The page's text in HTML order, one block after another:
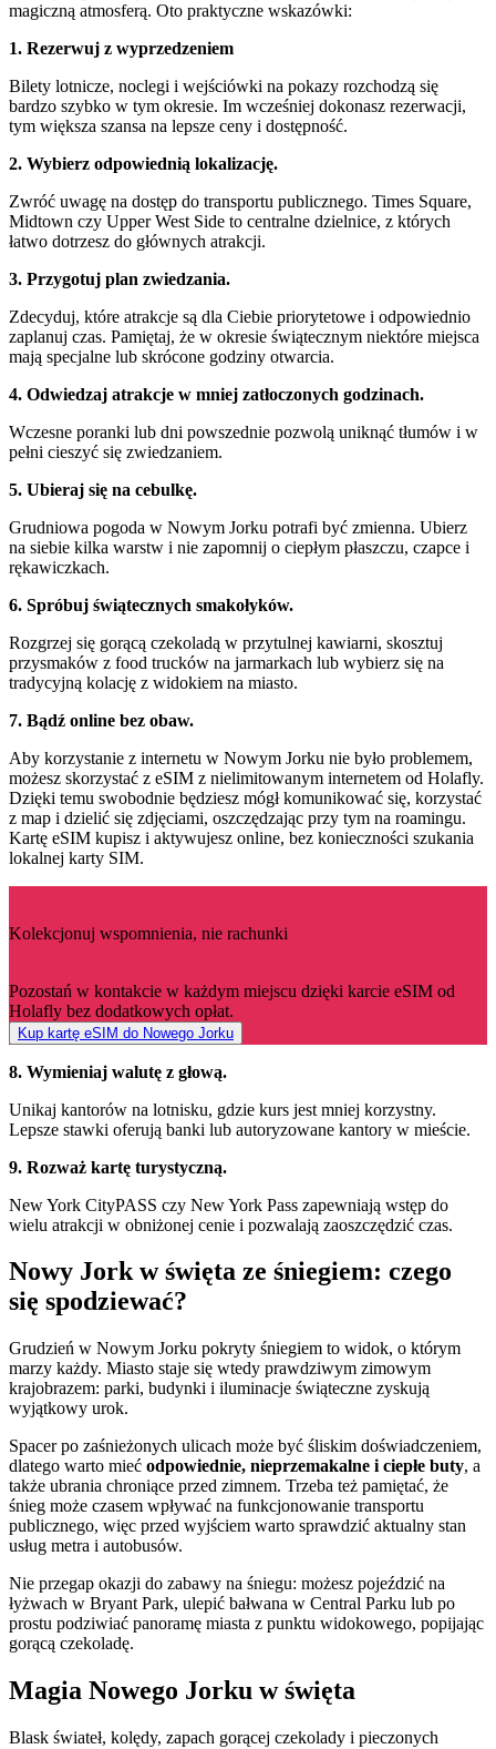
magiczną atmosferą. Oto praktyczne wskazówki:
1. Rezerwuj z wyprzedzeniem
Bilety lotnicze, noclegi i wejściówki na pokazy rozchodzą się
bardzo szybko w tym okresie. Im wcześniej dokonasz rezerwacji,
tym większa szansa na lepsze ceny i dostępność.
2. Wybierz odpowiednią lokalizację.
Zwróć uwagę na dostęp do transportu publicznego. Times Square,
Midtown czy Upper West Side to centralne dzielnice, z których
łatwo dotrzesz do głównych atrakcji.
3. Przygotuj plan zwiedzania.
Zdecyduj, które atrakcje są dla Ciebie priorytetowe i odpowiednio
zaplanuj czas. Pamiętaj, że w okresie świątecznym niektóre miejsca
mają specjalne lub skrócone godziny otwarcia.
4. Odwiedzaj atrakcje w mniej zatłoczonych godzinach.
Wczesne poranki lub dni powszednie pozwolą uniknąć tłumów i w
pełni cieszyć się zwiedzaniem.
5. Ubieraj się na cebulkę.
Grudniowa pogoda w Nowym Jorku potrafi być zmienna. Ubierz
na siebie kilka warstw i nie zapomnij o ciepłym płaszczu, czapce i
rękawiczkach.
6. Spróbuj świątecznych smakołyków.
Rozgrzej się gorącą czekoladą w przytulnej kawiarni, skosztuj
przysmaków z food trucków na jarmarkach lub wybierz się na
tradycyjną kolację z widokiem na miasto.
7. Bądź online bez obaw.
Aby korzystanie z internetu w Nowym Jorku nie było problemem,
możesz skorzystać z eSIM z nielimitowanym internetem od Holafly.
Dzięki temu swobodnie będziesz mógł komunikować się, korzystać
z map i dzielić się zdjęciami, oszczędzając przy tym na roamingu.
Kartę eSIM kupisz i aktywujesz online, bez konieczności szukania
lokalnej karty SIM.
Kolekcjonuj wspomnienia, nie rachunki
Pozostań w kontakcie w każdym miejscu dzięki karcie eSIM od
Holafly bez dodatkowych opłat.
Kup kartę eSIM do Nowego Jorku
8. Wymieniaj walutę z głową.
Unikaj kantorów na lotnisku, gdzie kurs jest mniej korzystny.
Lepsze stawki oferują banki lub autoryzowane kantory w mieście.
9. Rozważ kartę turystyczną.
New York CityPASS czy New York Pass zapewniają wstęp do
wielu atrakcji w obniżonej cenie i pozwalają zaoszczędzić czas.
Nowy Jork w święta ze śniegiem: czego
się spodziewać?
Grudzień w Nowym Jorku pokryty śniegiem to widok, o którym
marzy każdy. Miasto staje się wtedy prawdziwym zimowym
krajobrazem: parki, budynki i iluminacje świąteczne zyskują
wyjątkowy urok.
Spacer po zaśnieżonych ulicach może być śliskim doświadczeniem,
dlatego warto mieć odpowiednie, nieprzemakalne i ciepłe buty, a
także ubrania chroniące przed zimnem. Trzeba też pamiętać, że
śnieg może czasem wpływać na funkcjonowanie transportu
publicznego, więc przed wyjściem warto sprawdzić aktualny stan
usług metra i autobusów.
Nie przegap okazji do zabawy na śniegu: możesz pojeździć na
łyżwach w Bryant Park, ulepić bałwana w Central Parku lub po
prostu podziwiać panoramę miasta z punktu widokowego, popijając
gorącą czekoladę.
Magia Nowego Jorku w święta
Blask świateł, kolędy, zapach gorącej czekolady i pieczonych